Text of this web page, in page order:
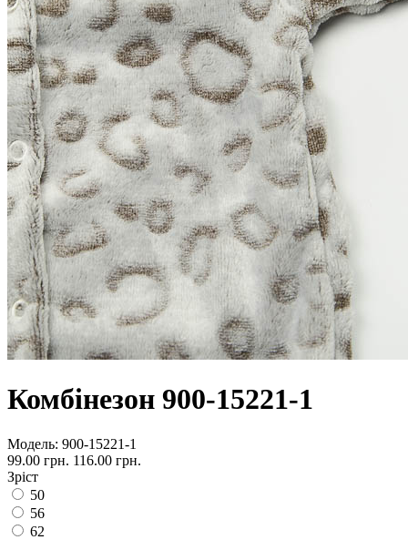
Комбінезон 900-15221-1
Модель: 900-15221-1
99.00 грн. 116.00 грн.
Зріст
50
56
62